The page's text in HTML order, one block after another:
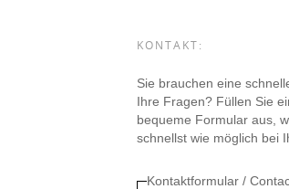
KONTAKT:
Sie brauchen eine
Ihre Fragen? Füllen Sie
bequeme Formular aus,
schnellst wie möglich bei
Kontaktformular /